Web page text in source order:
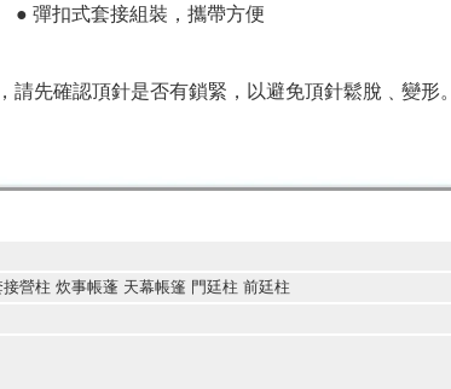
● 彈扣式套接組裝，攜帶方便
先確認頂針是否有鎖緊，以避免頂針鬆脫﹑變形。
營柱 炊事帳蓬 天幕帳篷 門廷柱 前廷柱